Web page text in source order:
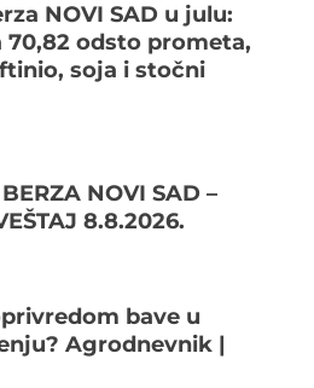
NOVI SAD u julu:
70,82 odsto prometa,
soja i stočni
NOVI SAD –
8.8.2026.
bave u
Agrodnevnik |